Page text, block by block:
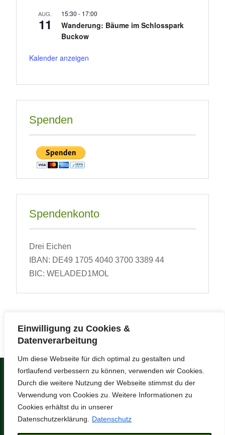
Einwilligung zu Cookies &
Datenverarbeitung
Um diese Webseite für dich optimal zu gestalten und
fortlaufend verbessern zu können, verwenden wir Cookies.
Durch die weitere Nutzung der Webseite stimmst du der
Verwendung von Cookies zu. Weitere Informationen zu
Cookies erhältst du in unserer
Datenschutzerklärung.
Datenschutz
AUG.
11
15:30 - 17:00
Wanderung: Bäume im Schlosspark
Buckow
Kalender anzeigen
Spenden
Spendenkonto
Drei Eichen
IBAN: DE49 1705 4040 3700 3389 44
BIC: WELADED1MOL
Copyright © 2026Umweltzentrum Drei
Eichen.
Anreisewege
Anfrage / Kontakt